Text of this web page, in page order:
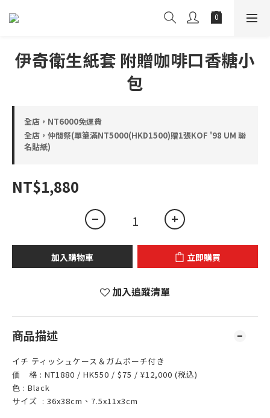
伊奇衛生紙套 附贈咖啡口香糖小
包
全店，NT6000免運費
全店，仲間祭(單筆滿NT5000(HKD1500)贈1張KOF '98 UM 聯
名貼紙)
NT$1,880
加入購物車 立即購買
加入追蹤清單
商品描述
イチ ティッシュケース＆ガムポーチ付き
価 格 : NT1880 / HK550 / $75 / ¥12,000 (税込)
色 : Black
サイズ : 36x38cm、7.5x11x3cm